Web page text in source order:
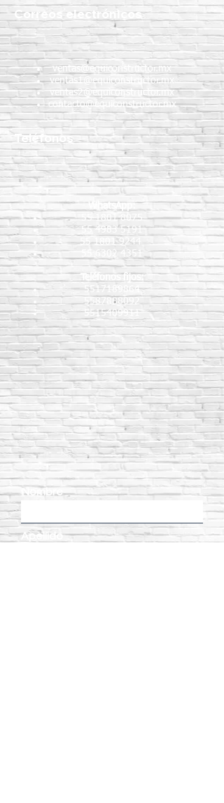
Correos electrónicos
ventas@equiconstructor.mx
ventas1@equiconstructor.mx
ventas2@equiconstructor.mx
contacto@equiconstructor.mx
Teléfonos
WhatsApp:
55 1801 8075
55 4983 5191
55 1801 9244
55 6302 4351
Teléfonos fijos:
5517189864
5587888092
5515409911
Nombre
Apellido